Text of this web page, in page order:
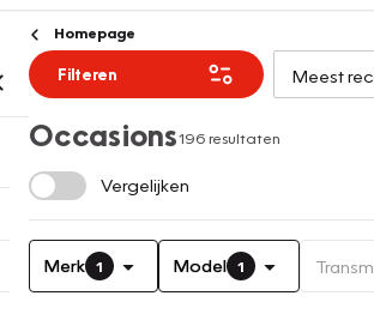
Homepage
Filteren
Occasions196 resultaten
Vergelijken
Merk 1 Model 1